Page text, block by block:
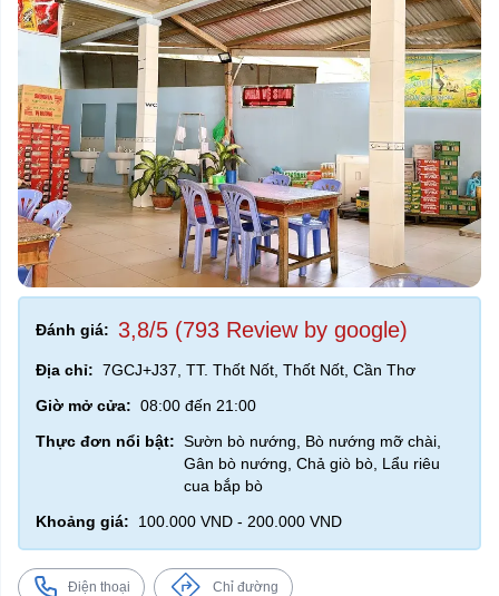
Shop Hoa Tươi
Quán Kem
Quán Lẩu
Nhà Hàng Buffet
Quán Ăn Sáng
Đánh giá: 3,8/5 (793 Review by google)
Địa chỉ: 7GCJ+J37, TT. Thốt Nốt, Thốt Nốt, Cần Thơ
Giờ mở cửa: 08:00 đến 21:00
Thực đơn nổi bật: Sườn bò nướng, Bò nướng mỡ chài,
Gân bò nướng, Chả giò bò, Lẩu riêu
cua bắp bò
Khoảng giá:
100.000 VND - 200.000 VND
Điện thoại Chỉ đường